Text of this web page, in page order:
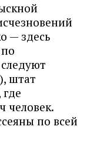
— здесь
штат
человек.
по всей